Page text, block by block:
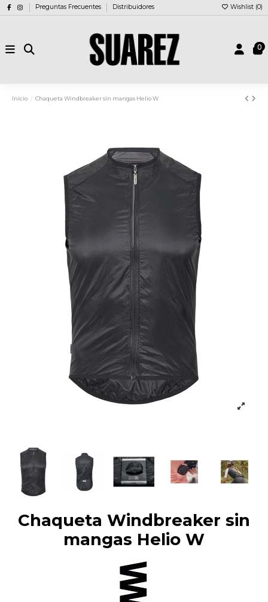
Preguntas Frecuentes Distribuidores Wishlist (0)
0
Inicio Chaqueta Windbreaker sin mangas Helio W
Chaqueta Windbreaker sin
mangas Helio W